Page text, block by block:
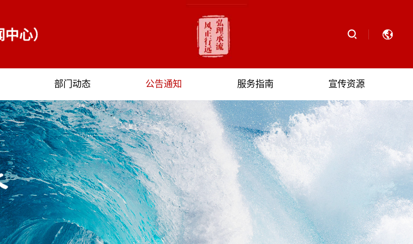
部门动态 公告通知 服务指南 宣传资源